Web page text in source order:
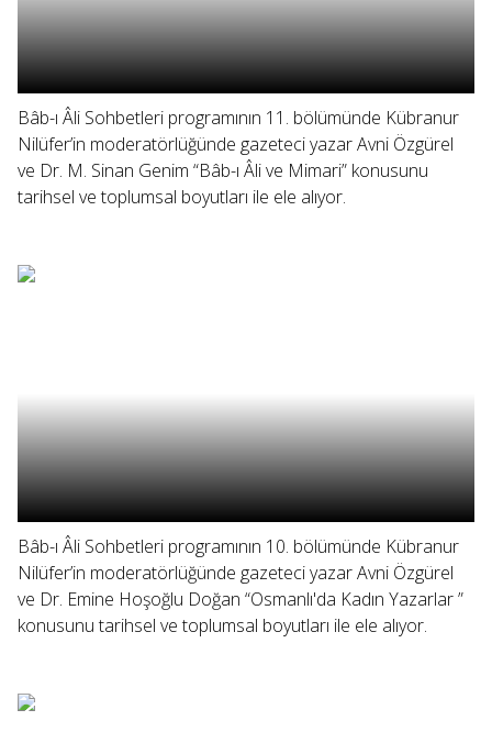
Bâb-ı Âli Sohbetleri programının 11. bölümünde Kübranur
Nilüfer’in moderatörlüğünde gazeteci yazar Avni Özgürel
ve Dr. M. Sinan Genim “Bâb-ı Âli ve Mimari” konusunu
tarihsel ve toplumsal boyutları ile ele alıyor.
Bâb-ı Âli Sohbetleri programının 10. bölümünde Kübranur
Nilüfer’in moderatörlüğünde gazeteci yazar Avni Özgürel
ve Dr. Emine Hoşoğlu Doğan “Osmanlı'da Kadın Yazarlar ”
konusunu tarihsel ve toplumsal boyutları ile ele alıyor.